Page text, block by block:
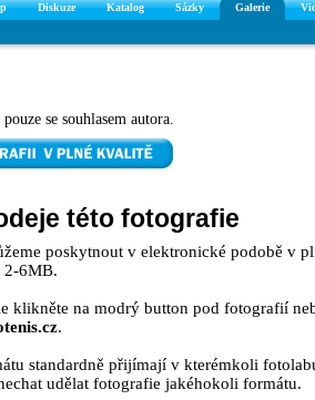
Diskuze Katalog Sázky Galerie
se souhlasem autora.
této fotografie
poskytnout v elektronické podobě v
2-6MB.
klikněte na modrý button pod fotografií
.
standardně přijímají v kterémkoli
udělat fotografie jakéhokoli formátu.